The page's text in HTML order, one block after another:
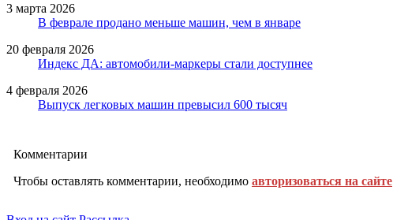
3 марта 2026
В феврале продано меньше машин, чем в январе
20 февраля 2026
Индекс ДА: автомобили-маркеры стали доступнее
4 февраля 2026
Выпуск легковых машин превысил 600 тысяч
Комментарии
Чтобы оставлять комментарии, необходимо авторизоваться на сайте